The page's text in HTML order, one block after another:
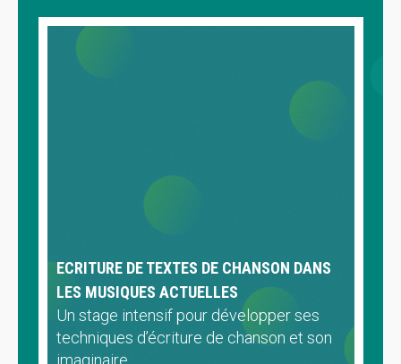
ECRITURE DE TEXTES DE CHANSON DANS
LES MUSIQUES ACTUELLES
Un stage intensif pour développer ses
techniques d’écriture de chanson et son
imaginaire.